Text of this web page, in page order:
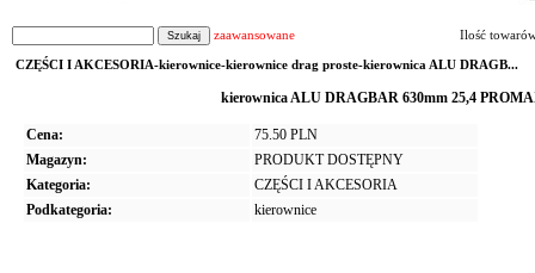
zaawansowane Ilość
CZĘŚCI I AKCESORIA-kierownice-kierownice drag proste-kierownica ALU DRAGB...
kierownica ALU DRAGBAR 630mm 25,4
Cena:
75.50 PLN
Magazyn:
PRODUKT DOSTĘPNY
Kategoria:
CZĘŚCI I AKCESORIA
Podkategoria:
kierownice